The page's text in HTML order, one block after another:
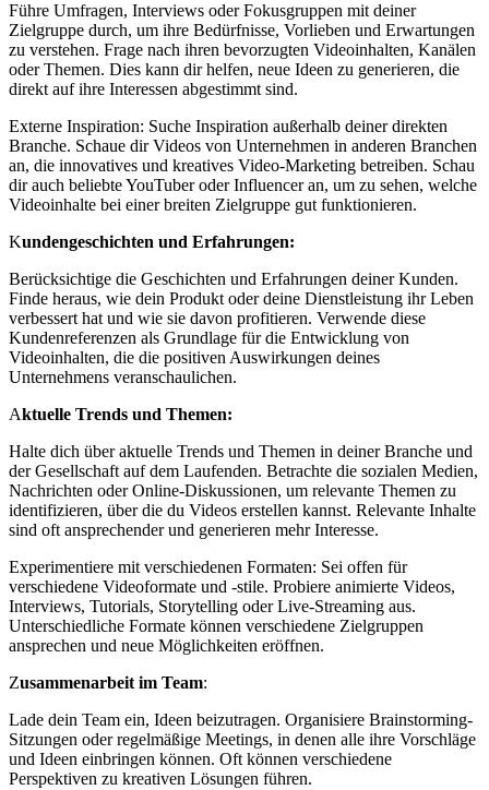
Führe Umfragen, Interviews oder Fokusgruppen mit deiner
Zielgruppe durch, um ihre Bedürfnisse, Vorlieben und Erwartungen
zu verstehen. Frage nach ihren bevorzugten Videoinhalten, Kanälen
oder Themen. Dies kann dir helfen, neue Ideen zu generieren, die
direkt auf ihre Interessen abgestimmt sind.
Externe Inspiration: Suche Inspiration außerhalb deiner direkten
Branche. Schaue dir Videos von Unternehmen in anderen Branchen
an, die innovatives und kreatives Video-Marketing betreiben. Schau
dir auch beliebte YouTuber oder Influencer an, um zu sehen, welche
Videoinhalte bei einer breiten Zielgruppe gut funktionieren.
Kundengeschichten und Erfahrungen:
Berücksichtige die Geschichten und Erfahrungen deiner Kunden.
Finde heraus, wie dein Produkt oder deine Dienstleistung ihr Leben
verbessert hat und wie sie davon profitieren. Verwende diese
Kundenreferenzen als Grundlage für die Entwicklung von
Videoinhalten, die die positiven Auswirkungen deines
Unternehmens veranschaulichen.
Aktuelle Trends und Themen:
Halte dich über aktuelle Trends und Themen in deiner Branche und
der Gesellschaft auf dem Laufenden. Betrachte die sozialen Medien,
Nachrichten oder Online-Diskussionen, um relevante Themen zu
identifizieren, über die du Videos erstellen kannst. Relevante Inhalte
sind oft ansprechender und generieren mehr Interesse.
Experimentiere mit verschiedenen Formaten: Sei offen für
verschiedene Videoformate und -stile. Probiere animierte Videos,
Interviews, Tutorials, Storytelling oder Live-Streaming aus.
Unterschiedliche Formate können verschiedene Zielgruppen
ansprechen und neue Möglichkeiten eröffnen.
Zusammenarbeit im Team:
Lade dein Team ein, Ideen beizutragen. Organisiere Brainstorming-
Sitzungen oder regelmäßige Meetings, in denen alle ihre Vorschläge
und Ideen einbringen können. Oft können verschiedene
Perspektiven zu kreativen Lösungen führen.